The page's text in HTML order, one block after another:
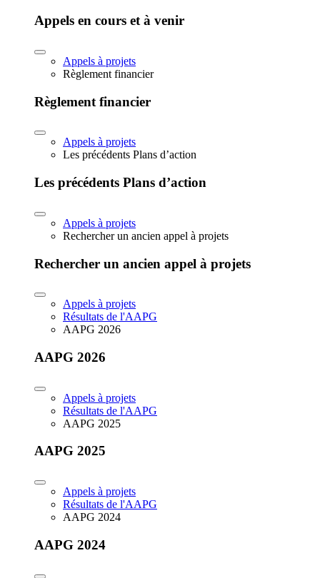
Appels en cours et à venir
Appels à projets
Règlement financier
Règlement financier
Appels à projets
Les précédents Plans d’action
Les précédents Plans d’action
Appels à projets
Rechercher un ancien appel à projets
Rechercher un ancien appel à projets
Appels à projets
Résultats de l'AAPG
AAPG 2026
AAPG 2026
Appels à projets
Résultats de l'AAPG
AAPG 2025
AAPG 2025
Appels à projets
Résultats de l'AAPG
AAPG 2024
AAPG 2024